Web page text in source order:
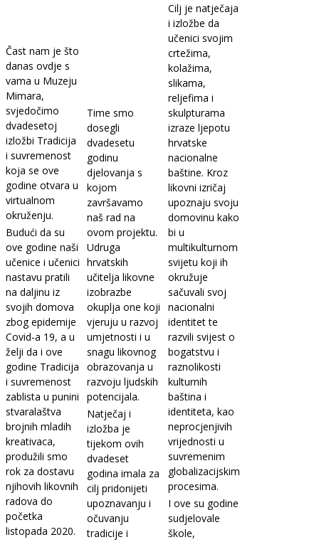
Čast nam je što
danas ovdje s
vama u Muzeju
Mimara,
svjedočimo
dvadesetoj
izložbi Tradicija
i suvremenost
koja se ove
godine otvara u
virtualnom
okruženju.
Budući da su
ove godine naši
učenice i učenici
nastavu pratili
na daljinu iz
svojih domova
zbog epidemije
Covid-a 19, a u
želji da i ove
godine Tradicija
i suvremenost
zablista u punini
stvaralaštva
brojnih mladih
kreativaca,
produžili smo
rok za dostavu
njihovih likovnih
radova do
početka
listopada 2020.
Time smo
dosegli
dvadesetu
godinu
djelovanja s
kojom
završavamo
naš rad na
ovom projektu.
Udruga
hrvatskih
učitelja likovne
izobrazbe
okuplja one koji
vjeruju u razvoj
umjetnosti i u
snagu likovnog
obrazovanja u
razvoju ljudskih
potencijala.
Natječaj i
izložba je
tijekom ovih
dvadeset
godina imala za
cilj pridonijeti
upoznavanju i
očuvanju
tradicije i
Cilj je natječaja
i izložbe da
učenici svojim
crtežima,
kolažima,
slikama,
reljefima i
skulpturama
izraze ljepotu
hrvatske
nacionalne
baštine. Kroz
likovni izričaj
upoznaju svoju
domovinu kako
bi u
multikulturnom
svijetu koji ih
okružuje
sačuvali svoj
nacionalni
identitet te
razvili svijest o
bogatstvu i
raznolikosti
kulturnih
baština i
identiteta, kao
neprocjenjivih
vrijednosti u
suvremenim
globalizacijskim
procesima.
I ove su godine
sudjelovale
škole,